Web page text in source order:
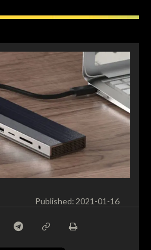
Published: 2021-01-16